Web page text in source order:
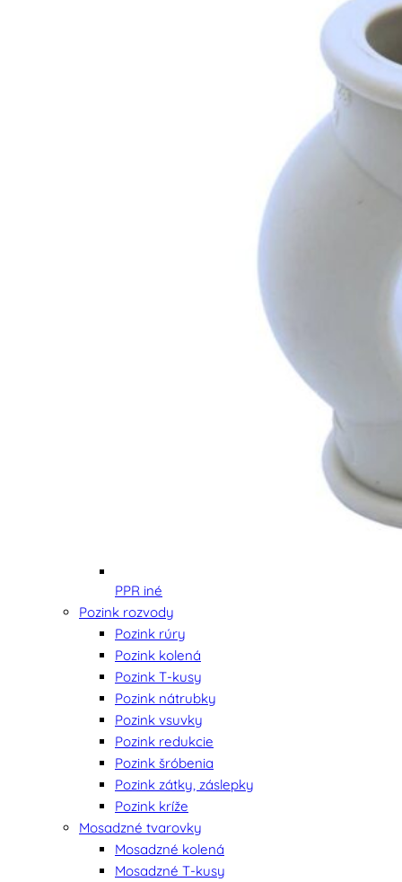
PPR iné
Pozink rozvody
Pozink rúry
Pozink kolená
Pozink T-kusy
Pozink nátrubky
Pozink vsuvky
Pozink redukcie
Pozink šróbenia
Pozink zátky, záslepky
Pozink kríže
Mosadzné tvarovky
Mosadzné kolená
Mosadzné T-kusy